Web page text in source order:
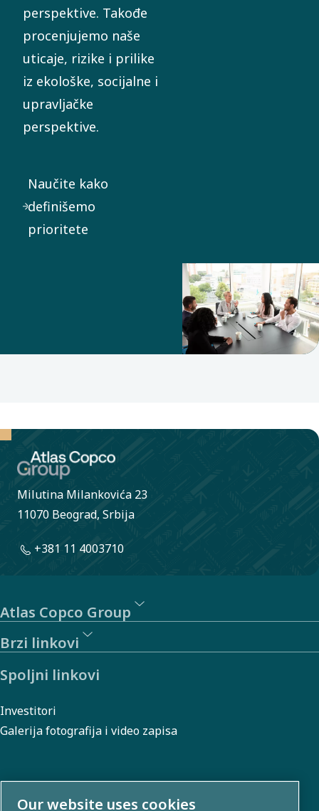
perspektive. Takođe
procenjujemo naše
uticaje, rizike i prilike
iz ekološke, socijalne i
upravljačke
perspektive.
Naučite kako
definišemo
prioritete
Milutina Milankovića 23
11070 Beograd, Srbija
+381 11 4003710
Atlas Copco Group
Brzi linkovi
Spoljni linkovi
Investitori
Galerija fotografija i video zapisa
O nama
Our website uses cookies